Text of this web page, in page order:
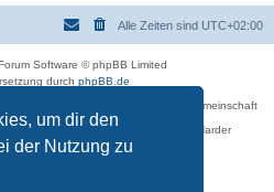
um dir den
der Nutzung zu
Alle Zeiten sind UTC+02:00
Software © phpBB Limited
durch phpBB.de
– Arbeits- und Forschungsgemeinschaft
in Sachsen,
Stiftung Radebeul bei Dresden: Ralf Harder
Impressum